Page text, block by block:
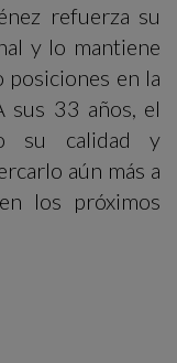
refuerza su
y lo mantiene
posiciones en la
sus 33 años, el
su calidad y
aún más a
los próximos